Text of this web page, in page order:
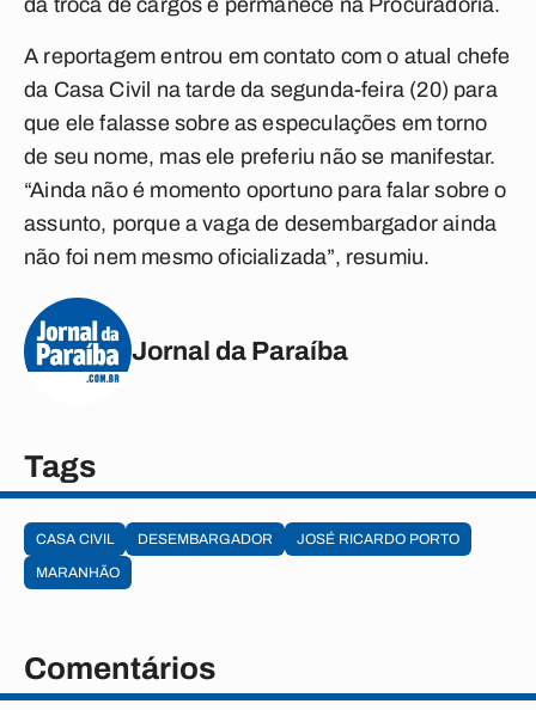
da troca de cargos e permanece na Procuradoria.
A reportagem entrou em contato com o atual chefe
da Casa Civil na tarde da segunda-feira (20) para
que ele falasse sobre as especulações em torno
de seu nome, mas ele preferiu não se manifestar.
“Ainda não é momento oportuno para falar sobre o
assunto, porque a vaga de desembargador ainda
não foi nem mesmo oficializada”, resumiu.
Jornal da Paraíba
Tags
CASA CIVIL DESEMBARGADOR
JOSÉ RICARDO PORTO
MARANHÃO
Comentários